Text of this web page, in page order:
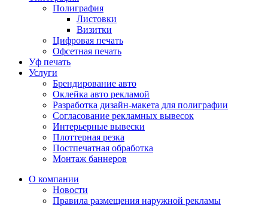
Полиграфия
Листовки
Визитки
Цифровая печать
Офсетная печать
Уф печать
Услуги
Брендирование авто
Оклейка авто рекламой
Разработка дизайн-макета для полиграфии
Согласование рекламных вывесок
Интерьерные вывески
Плоттерная резка
Постпечатная обработка
Монтаж баннеров
О компании
Новости
Правила размещения наружной рекламы